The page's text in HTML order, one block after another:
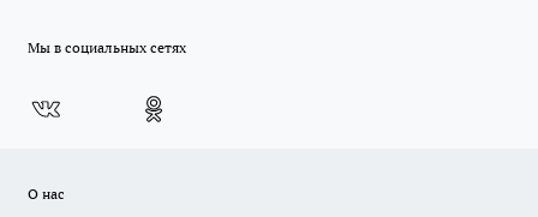
Мы в социальных сетях
О нас